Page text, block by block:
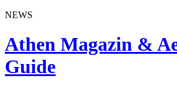
NEWS
Athen Magazin &
Guide